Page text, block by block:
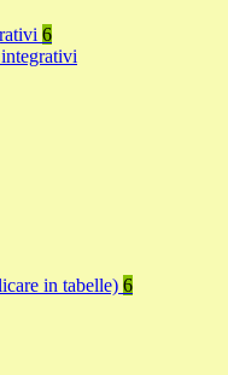
6
in tabelle) 6